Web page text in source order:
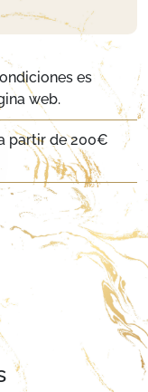
es
web.
partir de 200€